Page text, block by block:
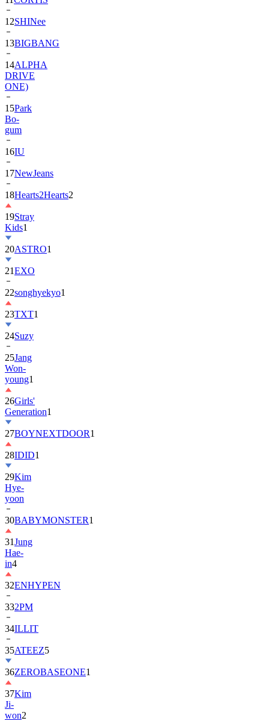
13BIGBANG
14ALPHA
DRIVE
ONE)
15Park
Bo-
gum
16IU
17NewJeans
18Hearts2Hearts
19Stray
Kids
20ASTRO
21EXO
22songhyekyo
23TXT1
24Suzy
25Jang
Won-
young1
26Girls'
Generation
27BOYNEXTDOOR
28IDID1
29Kim
Hye-
yoon
30BABYMONSTER
31Jung
Hae-
in4
32ENHYPEN
332PM
34ILLIT
35ATEEZ
36ZEROBASEONE
37Kim
Ji-
won2
38KiiiKiii